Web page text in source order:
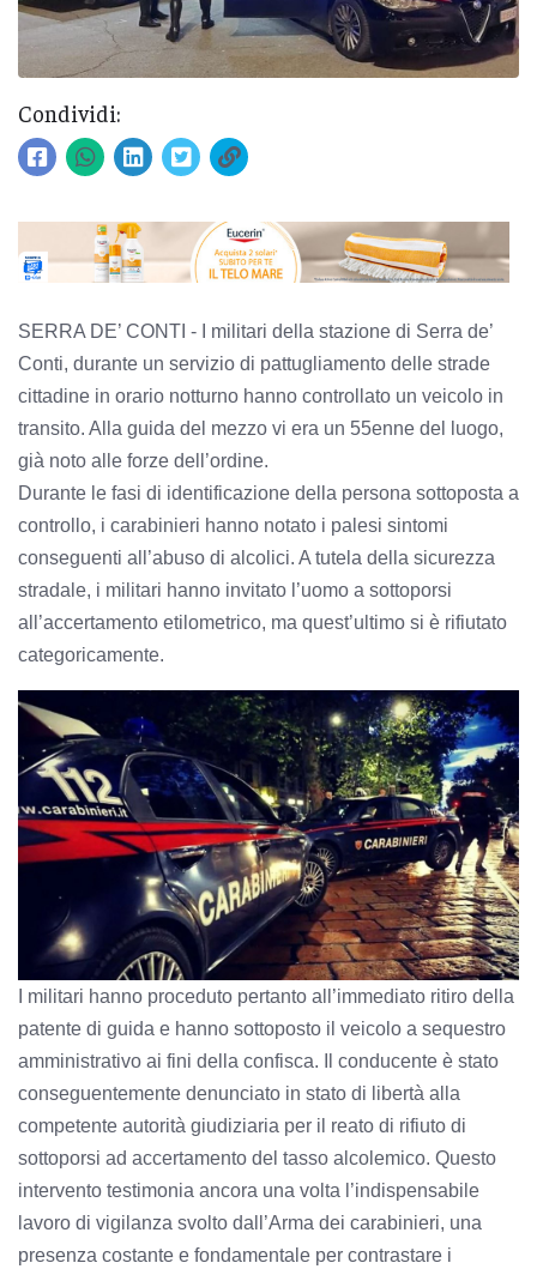
Condividi:
SERRA DE’ CONTI - I militari della stazione di Serra de’
Conti, durante un servizio di pattugliamento delle strade
cittadine in orario notturno hanno controllato un veicolo in
transito. Alla guida del mezzo vi era un 55enne del luogo,
già noto alle forze dell’ordine.
Durante le fasi di identificazione della persona sottoposta a
controllo, i carabinieri hanno notato i palesi sintomi
conseguenti all’abuso di alcolici. A tutela della sicurezza
stradale, i militari hanno invitato l’uomo a sottoporsi
all’accertamento etilometrico, ma quest’ultimo si è rifiutato
categoricamente.
I militari hanno proceduto pertanto all’immediato ritiro della
patente di guida e hanno sottoposto il veicolo a sequestro
amministrativo ai fini della confisca. Il conducente è stato
conseguentemente denunciato in stato di libertà alla
competente autorità giudiziaria per il reato di rifiuto di
sottoporsi ad accertamento del tasso alcolemico. Questo
intervento testimonia ancora una volta l’indispensabile
lavoro di vigilanza svolto dall’Arma dei carabinieri, una
presenza costante e fondamentale per contrastare i